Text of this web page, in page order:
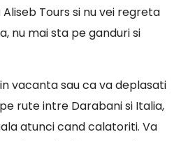
Tours si nu vei regreta
nu mai sta pe ganduri si
vacanta sau ca va deplasati
rute intre Darabani si Italia,
atunci cand calatoriti. Va